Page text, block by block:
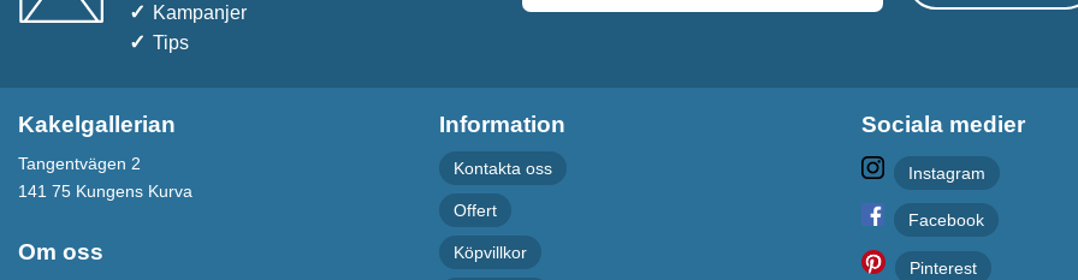
Kampanjer
Tips
Kakelgallerian
Tangentvägen 2
141 75 Kungens Kurva
Om oss
Information
Kontakta oss
Offert
Köpvillkor
Sociala medier
Instagram
Facebook
Pinterest